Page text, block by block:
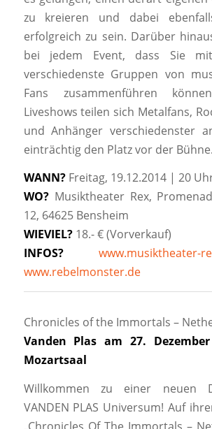
zu kreieren und dabei
erfolgreich zu sein. Darüber
bei jedem Event, dass Sie
verschiedenste Gruppen von
Fans zusammenführen
Liveshows teilen sich Metalfans,
und Anhänger verschiedenster
einträchtig den Platz vor der Bühne.
WANN?Freitag, 19.12.2014 | 20
WO?Musiktheater Rex,
12, 64625 Bensheim
WIEVIEL?18.- € (Vorverkauf)
INFOS?
www.musiktheater-
www.rebelmonster.de
Chronicles of the Immortals –
Vanden Plas am 27.
Mozartsaal
Willkommen zu einer neuen
VANDEN PLAS Universum! Auf
„Chronicles Of The Immortals –